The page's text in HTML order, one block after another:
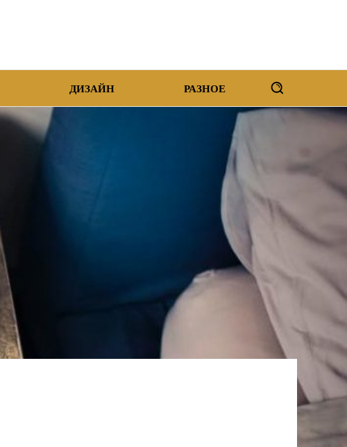
ДИЗАЙН РАЗНОЕ